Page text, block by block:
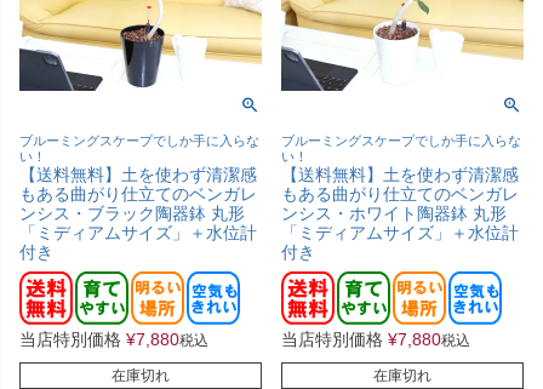
ブルーミングスケープでしか手に入らな
い！
【送料無料】土を使わず清潔感
もある曲がり仕立てのベンガレ
ンシス・ブラック陶器鉢 丸形
「ミディアムサイズ」＋水位計
付き
当店特別価格 ¥7,880税込
在庫切れ
ブルーミングスケープでしか手に入らな
い！
【送料無料】土を使わず清潔感
もある曲がり仕立てのベンガレ
ンシス・ホワイト陶器鉢 丸形
「ミディアムサイズ」＋水位計
付き
当店特別価格 ¥7,880税込
在庫切れ